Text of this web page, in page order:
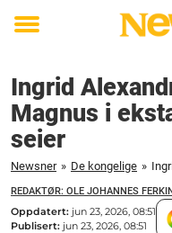
Toggle
Ingrid
Magnus i
seier
Newsner » De kongelige »
REDAKTØR: OLE JOHANNES
Oppdatert: jun 23, 2026, 08:51
Publisert: jun 23, 2026, 08:51